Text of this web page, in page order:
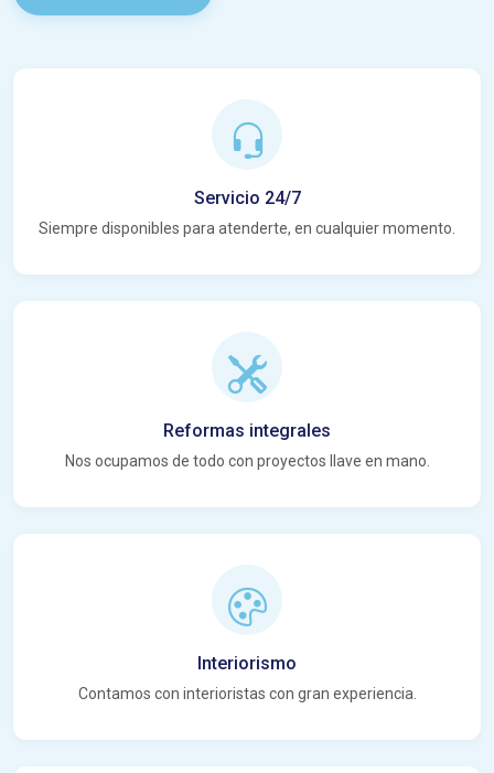
Servicio 24/7
Siempre disponibles para atenderte, en cualquier momento.
Reformas integrales
Nos ocupamos de todo con proyectos llave en mano.
Interiorismo
Contamos con interioristas con gran experiencia.